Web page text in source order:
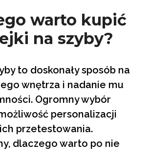
warto kupić
na szyby?
to doskonały sposób na
wnętrza i nadanie mu
Ogromny wybór
personalizacji
przetestowania.
dlaczego warto po nie